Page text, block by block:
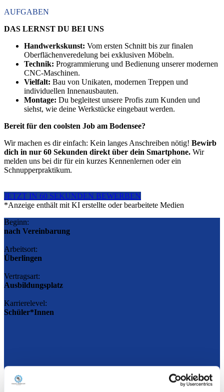
AUFGABEN
DAS LERNST DU BEI UNS
Handwerkskunst: Vom ersten Schnitt bis zur finalen
Oberflächenveredelung bei exklusiven Möbeln.
Technik: Programmierung und Bedienung unserer modernen
CNC-Maschinen.
Vielfalt: Bau von Unikaten, modernen Treppen und
individuellen Innenausbauten.
Montage: Du begleitest unsere Profis zum Kunden und
siehst, wie deine Werkstücke eingebaut werden.
Bereit für den coolsten Job am Bodensee?
Wir machen es dir einfach: Kein langes Anschreiben nötig! Bewirb
dich in nur 60 Sekunden direkt über dein Smartphone. Wir
melden uns bei dir für ein kurzes Kennenlernen oder ein
Schnupperpraktikum.
JETZT IN 60 SEKUNDEN BEWERBEN
*Anzeige enthält mit KI erstellte oder bearbeitete Medien
Beginn:
nach Vereinbarung
Arbeitsort:
Überlingen
Vertragsart:
Ausbildungsplatz
Karrierelevel:
Schüler*Innen